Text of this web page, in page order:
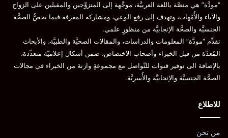
“مودَّة” هي منصَّة باللغة العربيَّة، موجَّهة إلى المتزوِّجين والمقبلين على الزواج
والآباء والأُمَّهات، وتهدف إلى رفع الوعي، ومشاركة المعرفة فيما يخصُّ الصحَّة
الجنسيَّة والصحَّة الإنجابيَّة من منظورٍ علمي.
تقدِّم “مودَّة” المعلومات والدراسات، والمقالات الصحيَّة والطبيَّة، والأبحاث
المُعدَّة من قبل الخبراء وأصحاب الاختصاص، ضمن أشكال إعلاميَّة متعدِّدة،
بالإضافة الى توفير قنوات للتَّواصل مع مجموعةٍ وازنة من الخبراء في مجالات
الصحَّة الجنسيَّة والإنجابيَّة والأُسريَّة.
للاطلاع
من نحن